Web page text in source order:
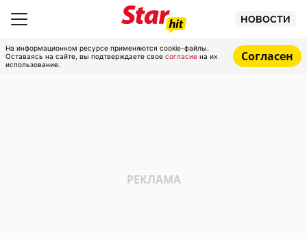
НОВОСТИ
На информационном ресурсе применяются cookie-файлы.
Оставаясь на сайте, вы подтверждаете свое согласие на их
использование.
Согласен